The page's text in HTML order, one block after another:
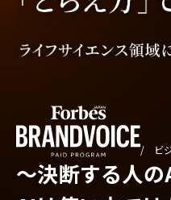
/ ビ
〜決断する人の